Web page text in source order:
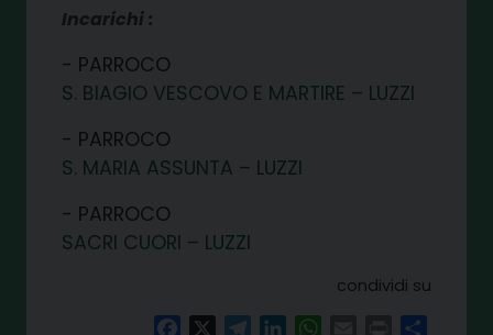
Incarichi
PARROCO
S. BIAGIO VESCOVO E MARTIRE – LUZZI
PARROCO
S. MARIA ASSUNTA – LUZZI
PARROCO
SACRI CUORI – LUZZI
condividi su
FacebookTelegramLinkedInWhatsAppPrint